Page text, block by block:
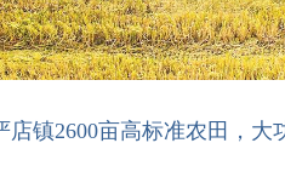
店镇2600亩高标准农田，